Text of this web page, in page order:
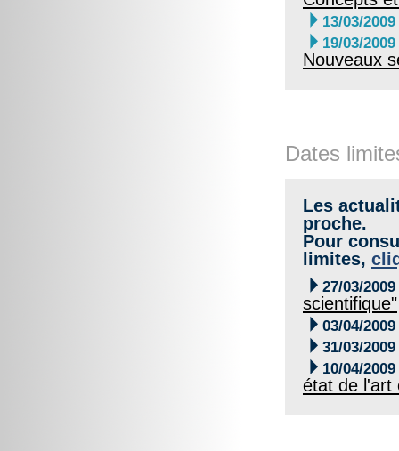
 13/03/2009
 19/03/2009
Nouveaux
Dates
Les
proche.
Pour
limites,
 27/03/2009
scientifique"
 03/04/2009
 31/03/2009
 10/04/2009
état de l'art